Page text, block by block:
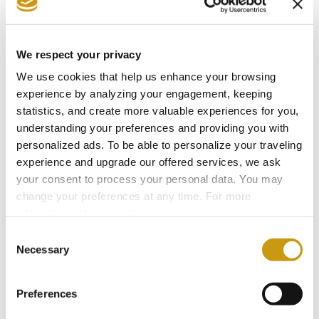
We respect your privacy
We use cookies that help us enhance your browsing
experience by analyzing your engagement, keeping
statistics, and create more valuable experiences for you,
understanding your preferences and providing you with
personalized ads. To be able to personalize your traveling
experience and upgrade our offered services, we ask
your consent to process your personal data. You may
change your preferences at any time. For more
Selection
Necessary
Preferences
Verfügbarkeit kostenlos.
Was passiert, wenn ich früh
im Resort ankomme?
Wenn Sie vor unserer regulären Check-in-Zeit
(15:00 Uhr) anreisen, können Sie Ihr Gepäck an
der Rezeption abstellen und alle Einrichtungen
des Resorts nutzen, bis Ihr Zimmer bezugsfertig
ist. Sollte Ihr Zimmer bei Ihrer Ankunft verfügbar
sein, können wir Ihnen einen sofortigen Check-in
Platin-Mitglieder des Select Clubs ist der frühe
Check-in kostenlos, immer vorbehaltlich der